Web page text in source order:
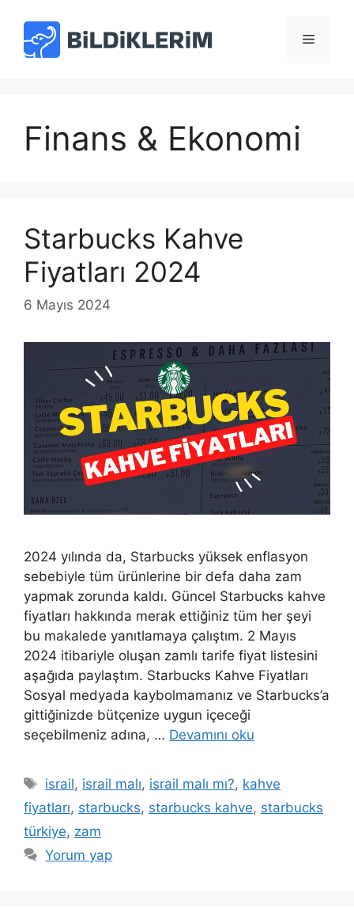
Menü
Finans & Ekonomi
Starbucks Kahve
Fiyatları 2024
6 Mayıs 2024
2024 yılında da, Starbucks yüksek enflasyon
sebebiyle tüm ürünlerine bir defa daha zam
yapmak zorunda kaldı. Güncel Starbucks kahve
fiyatları hakkında merak ettiğiniz tüm her şeyi
bu makalede yanıtlamaya çalıştım. 2 Mayıs
2024 itibariyle oluşan zamlı tarife fiyat listesini
aşağıda paylaştım. Starbucks Kahve Fiyatları
Sosyal medyada kaybolmamanız ve Starbucks’a
gittiğinizde bütçenize uygun içeceği
seçebilmeniz adına, … Devamını oku
Etiketler
israil, israil malı, israil malı mı?, kahve
fiyatları, starbucks, starbucks kahve, starbucks
türkiye, zam
Yorum yap